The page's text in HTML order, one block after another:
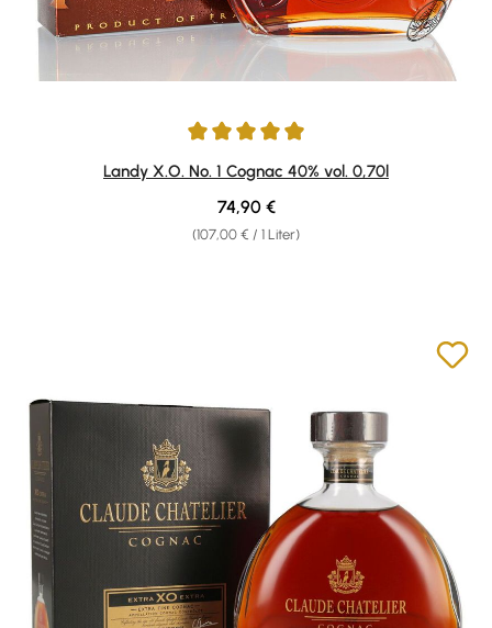
Durchschnittliche Bewertung von 4.94 von 5 Sternen
Landy X.O. No. 1 Cognac 40% vol. 0,70l
(107,00 € / 1 Liter)
Regulärer Preis:
74,90 €